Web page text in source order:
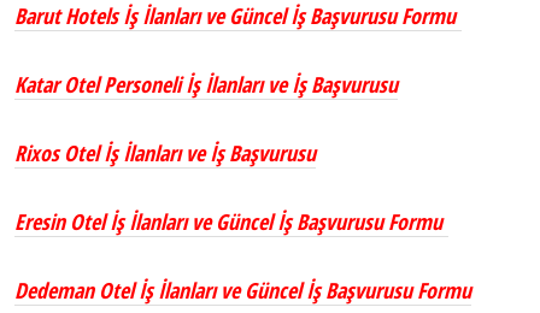
Barut Hotels İş İlanları ve Güncel İş Başvurusu Formu
Katar Otel Personeli İş İlanları ve İş Başvurusu
Rixos Otel İş İlanları ve İş Başvurusu
Eresin Otel İş İlanları ve Güncel İş Başvurusu Formu
Dedeman Otel İş İlanları ve Güncel İş Başvurusu Formu